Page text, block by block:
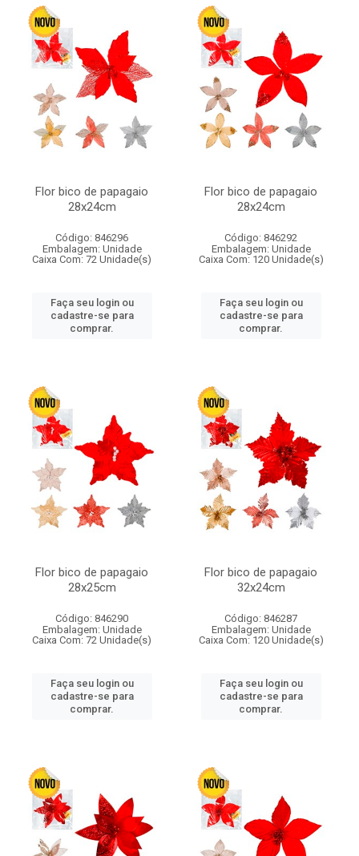
Flor bico de papagaio
28x24cm
Código: 846296
Embalagem: Unidade
Caixa Com: 72 Unidade(s)
Faça seu login ou
cadastre-se para
comprar.
Flor bico de papagaio
28x24cm
Código: 846292
Embalagem: Unidade
Caixa Com: 120 Unidade(s)
Faça seu login ou
cadastre-se para
comprar.
Flor bico de papagaio
28x25cm
Código: 846290
Embalagem: Unidade
Caixa Com: 72 Unidade(s)
Faça seu login ou
cadastre-se para
comprar.
Flor bico de papagaio
32x24cm
Código: 846287
Embalagem: Unidade
Caixa Com: 120 Unidade(s)
Faça seu login ou
cadastre-se para
comprar.